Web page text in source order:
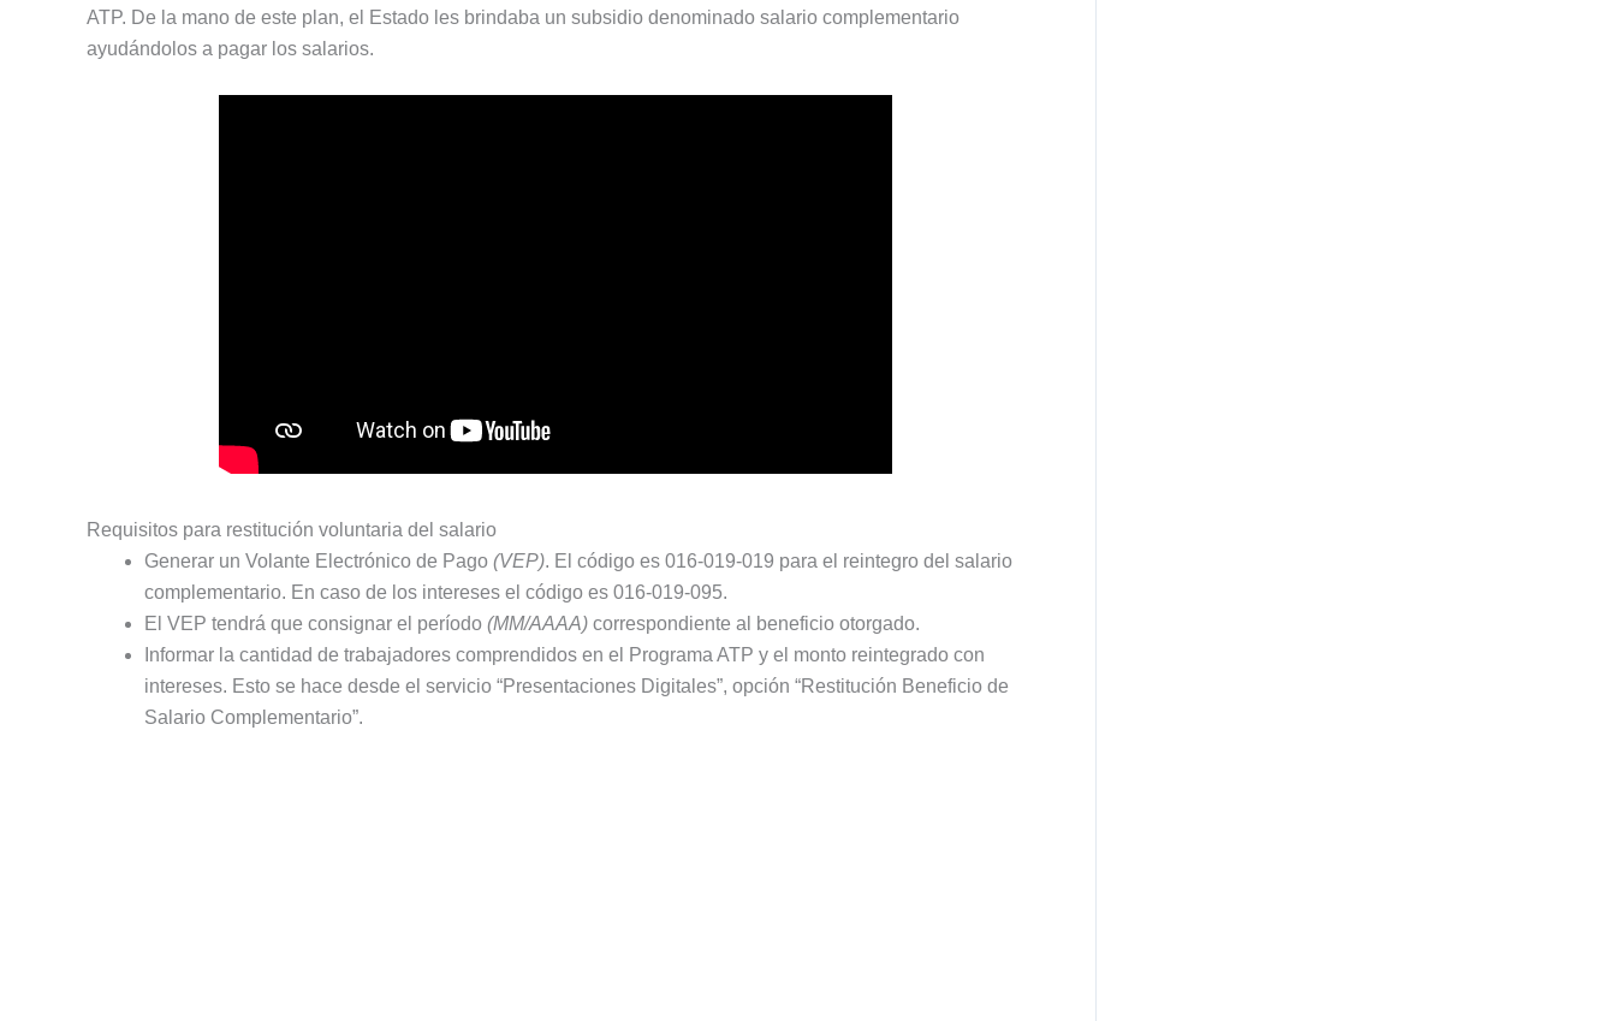
ATP. De la mano de este plan, el Estado les brindaba un subsidio denominado salario complementario
ayudándolos a pagar los salarios.
Requisitos para restitución voluntaria del salario
Generar un Volante Electrónico de Pago (VEP). El código es 016-019-019 para el reintegro del salario
complementario. En caso de los intereses el código es 016-019-095.
El VEP tendrá que consignar el período (MM/AAAA) correspondiente al beneficio otorgado.
Informar la cantidad de trabajadores comprendidos en el Programa ATP y el monto reintegrado con
intereses. Esto se hace desde el servicio “Presentaciones Digitales”, opción “Restitución Beneficio de
Salario Complementario”.